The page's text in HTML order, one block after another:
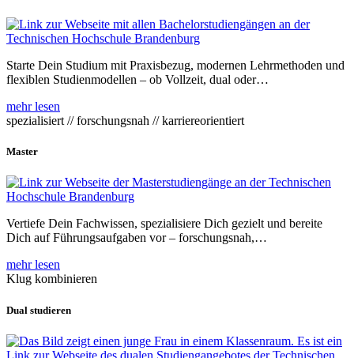
Starte Dein Studium mit Praxisbezug, modernen Lehrmethoden und
flexiblen Studienmodellen – ob Vollzeit, dual oder…
mehr lesen
spezialisiert // forschungsnah // karriereorientiert
Master
Vertiefe Dein Fachwissen, spezialisiere Dich gezielt und bereite
Dich auf Führungsaufgaben vor – forschungsnah,…
mehr lesen
Klug kombinieren
Dual studieren